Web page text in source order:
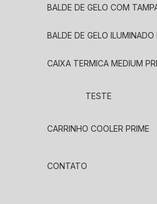
BALDE DE GELO COM
BALDE DE GELO ILUMINADO
CAIXA TERMICA MEDIUM
TESTE
CARRINHO COOLER PRIME
CONTATO